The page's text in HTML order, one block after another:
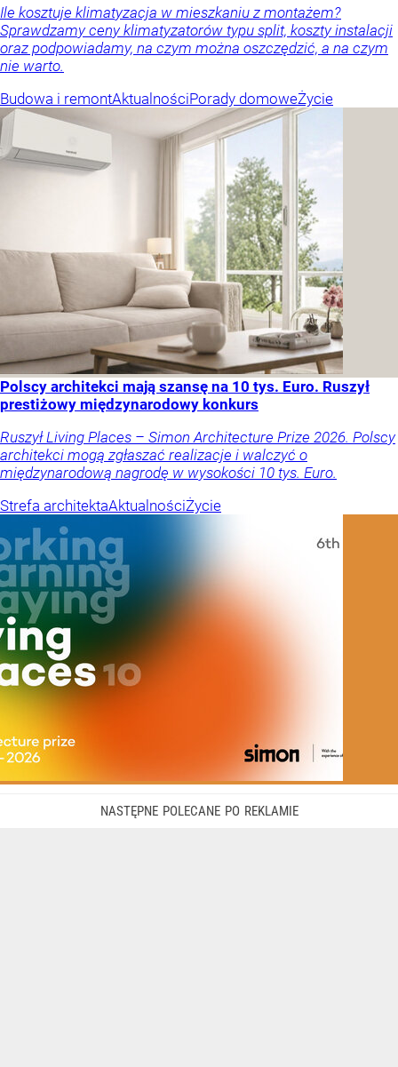
Ile kosztuje klimatyzacja w mieszkaniu z montażem?
Sprawdzamy ceny klimatyzatorów typu split, koszty instalacji
oraz podpowiadamy, na czym można oszczędzić, a na czym
nie warto.
Budowa i remontAktualnościPorady domoweŻycie
Polscy architekci mają szansę na 10 tys. Euro. Ruszył
prestiżowy międzynarodowy konkurs
Ruszył Living Places – Simon Architecture Prize 2026. Polscy
architekci mogą zgłaszać realizacje i walczyć o
międzynarodową nagrodę w wysokości 10 tys. Euro.
Strefa architektaAktualnościŻycie